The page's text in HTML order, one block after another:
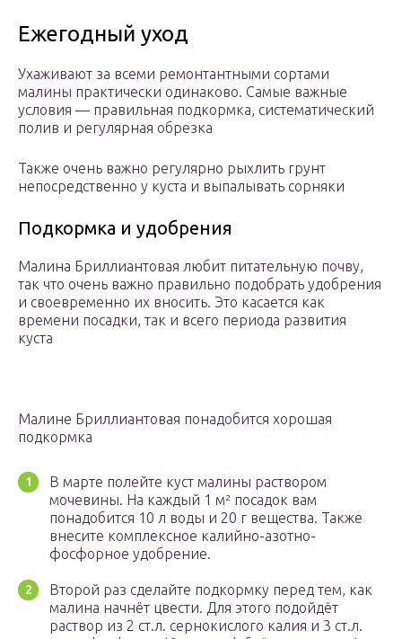
Ежегодный уход
Ухаживают за всеми ремонтантными сортами
малины практически одинаково. Самые важные
условия — правильная подкормка, систематический
полив и регулярная обрезка
Также очень важно регулярно рыхлить грунт
непосредственно у куста и выпалывать сорняки
Подкормка и удобрения
Малина Бриллиантовая любит питательную почву,
так что очень важно правильно подобрать удобрения
и своевременно их вносить. Это касается как
времени посадки, так и всего периода развития
куста
Малине Бриллиантовая понадобится хорошая
подкормка
В марте полейте куст малины раствором
мочевины. На каждый 1 м² посадок вам
понадобится 10 л воды и 20 г вещества. Также
внесите комплексное калийно-азотно-
фосфорное удобрение.
Второй раз сделайте подкормку перед тем, как
малина начнёт цвести. Для этого подойдёт
раствор из 2 ст.л. сернокислого калия и 3 ст.л.